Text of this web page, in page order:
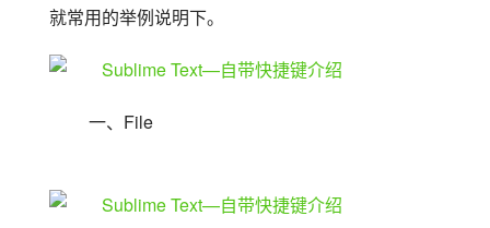
就常用的举例说明下。
一、File